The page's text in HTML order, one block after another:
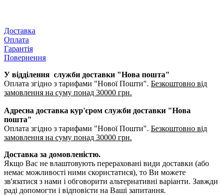
Доставка
Оплата
Гарантія
Повернення
У відділення служби доставки "Нова пошта"
Оплата згідно з тарифами "Нової Пошти". Безкоштовно від
замовлення на суму понад 30000 грн.
Адресна доставка кур'єром служби доставки "Нова
пошта"
Оплата згідно з тарифами "Нової Пошти". Безкоштовно від
замовлення на суму понад 30000 грн.
Доставка за домовленістю.
Якщо Вас не влаштовують перераховані види доставки (або
немає можливості ними скористатися), то Ви можете
зв'язатися з нами і обговорити альтернативні варіанти. Завжди
раді допомогти і відповісти на Ваші запитання.